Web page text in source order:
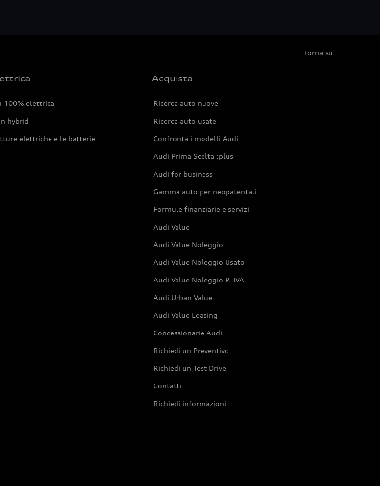
Torna su
100% elettrica
hybrid
elettriche e le batterie
Acquista
Ricerca auto nuove
Ricerca auto usate
Confronta i modelli Audi
Audi Prima Scelta :plus
Audi for business
Gamma auto per neopatentati
Formule finanziarie e servizi
Audi Value
Audi Value Noleggio
Audi Value Noleggio Usato
Audi Value Noleggio P. IVA
Audi Urban Value
Audi Value Leasing
Concessionarie Audi
Richiedi un Preventivo
Richiedi un Test Drive
Contatti
Richiedi informazioni